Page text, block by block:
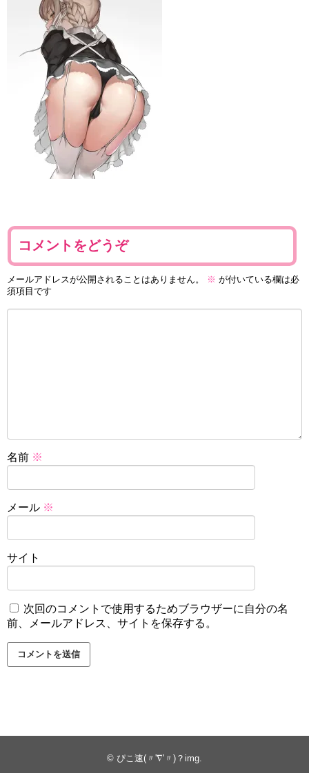
コメントをどうぞ
メールアドレスが公開されることはありません。 ※ が付いている欄は必
須項目です
名前 ※
メール ※
サイト
次回のコメントで使用するためブラウザーに自分の名
前、メールアドレス、サイトを保存する。
© ぴこ速(〃'∇'〃)？img.